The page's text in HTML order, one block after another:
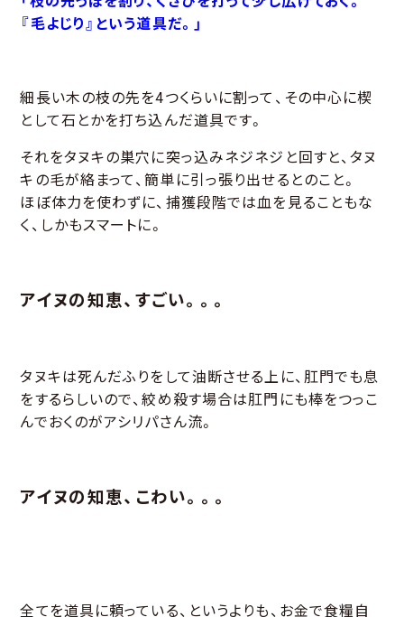
『毛よじり』という道具だ。」
細長い木の枝の先を4つくらいに割って、その中心に楔
として石とかを打ち込んだ道具です。
それをタヌキの巣穴に突っ込みネジネジと回すと、タヌ
キの毛が絡まって、簡単に引っ張り出せるとのこと。
ほぼ体力を使わずに、捕獲段階では血を見ることもな
く、しかもスマートに。
アイヌの知恵、すごい。。。
タヌキは死んだふりをして油断させる上に、肛門でも息
をするらしいので、絞め殺す場合は肛門にも棒をつっこ
んでおくのがアシリパさん流。
アイヌの知恵、こわい。。。
全てを道具に頼っている、というよりも、お金で食糧自